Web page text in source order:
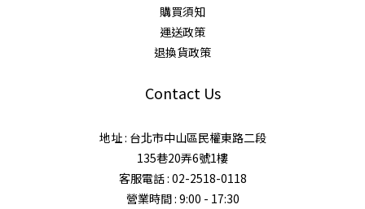
購買須知
運送政策
退換貨政策
Contact Us
地址 : 台北市中山區民權東路二段
135巷20弄6號1樓
客服電話 : 02-2518-0118
營業時間 : 9:00 - 17:30